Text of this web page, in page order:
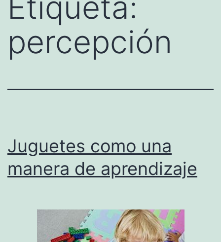
percepción
Juguetes como una
manera de aprendizaje